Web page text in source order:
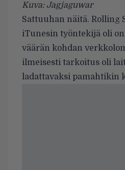
Kuva: Jagjaguwar
Sattuuhan näitä. Rolling
iTunesin työntekijä oli
väärän kohdan
ilmeisesti tarkoitus oli
ladattavaksi pamahtikin